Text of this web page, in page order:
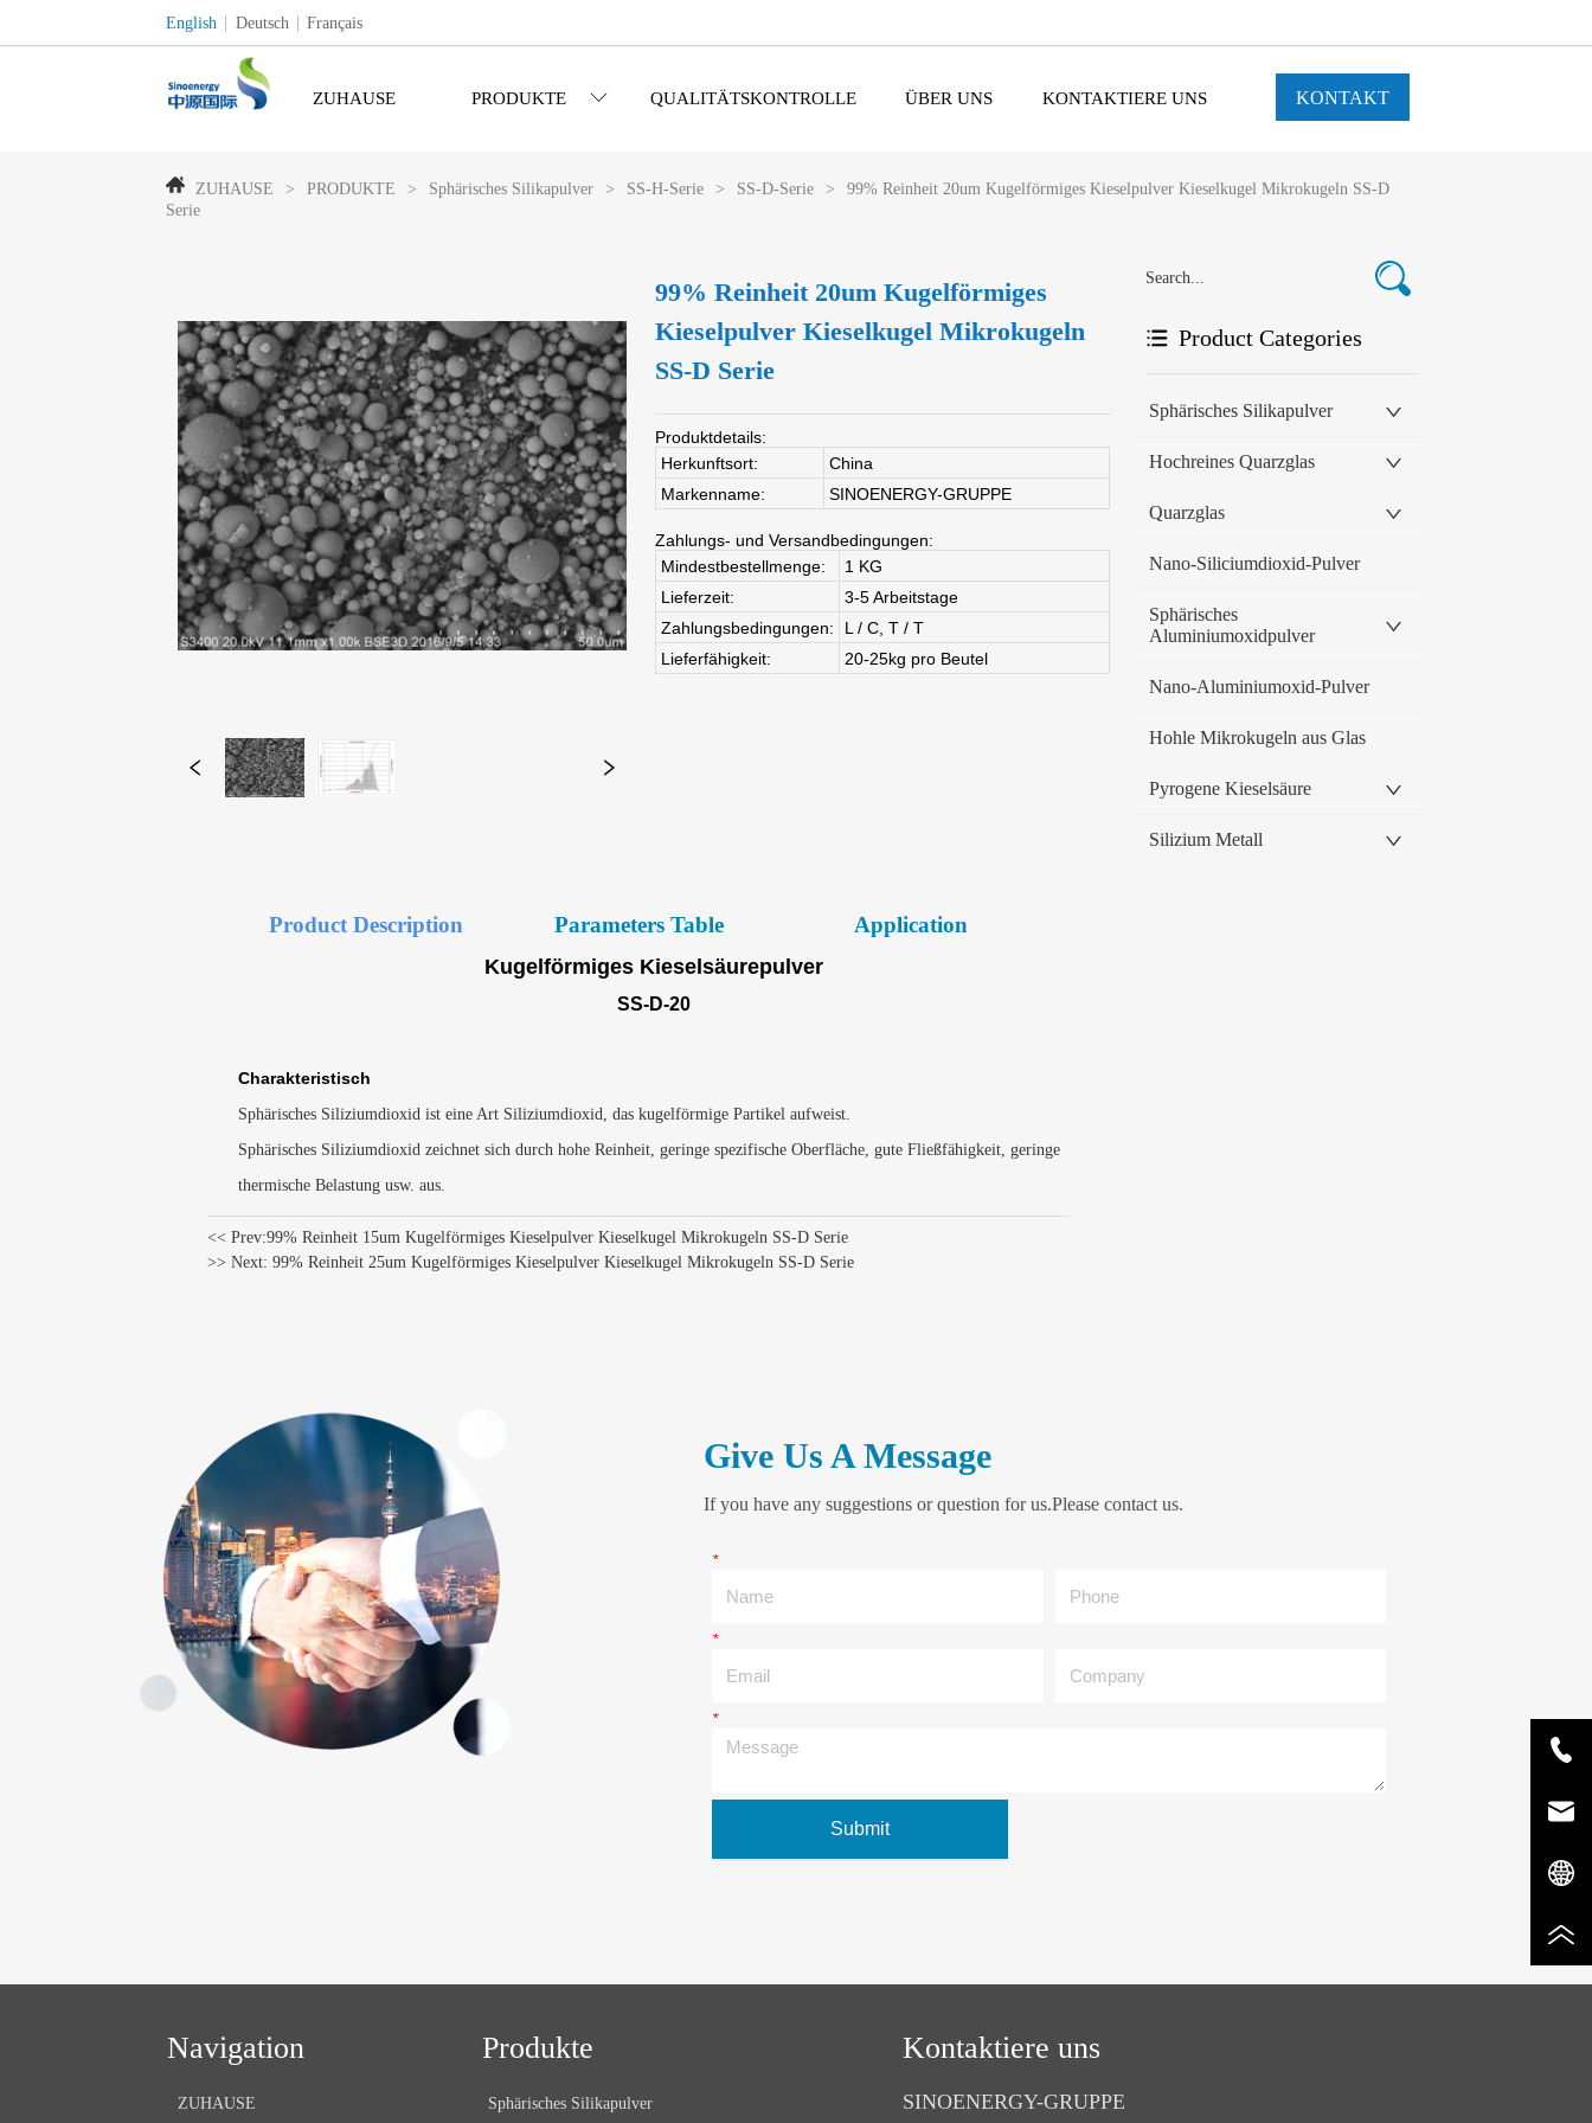
English Deutsch Français
ZUHAUSE PRODUKTE QUALITÄTSKONTROLLE ÜBER UNS KONTAKTIERE UNS KONTAKT
ZUHAUSE > PRODUKTE > Sphärisches Silikapulver > SS-H-Serie > SS-D-Serie >
99% Reinheit 20um Kugelförmiges Kieselpulver Kieselkugel Mikrokugeln SS-D
Serie
99% Reinheit 20um Kugelförmiges
Kieselpulver Kieselkugel Mikrokugeln
SS-D Serie
Product Description Parameters Table Application
Kugelförmiges Kieselsäurepulver
SS-D-20
Charakteristisch
Sphärisches Siliziumdioxid ist eine Art Siliziumdioxid, das kugelförmige Partikel aufweist.
Sphärisches Siliziumdioxid zeichnet sich durch hohe Reinheit, geringe spezifische Oberfläche, gute Fließfähigkeit, geringe
thermische Belastung usw. aus.
<< Prev:99% Reinheit 15um Kugelförmiges Kieselpulver Kieselkugel Mikrokugeln SS-D Serie
>> Next:99% Reinheit 25um Kugelförmiges Kieselpulver Kieselkugel Mikrokugeln SS-D Serie
Product Categories
Sphärisches Silikapulver
Hochreines Quarzglas
Quarzglas
Nano-Siliciumdioxid-Pulver
Sphärisches
Aluminiumoxidpulver
Nano-Aluminiumoxid-Pulver
Hohle Mikrokugeln aus Glas
Pyrogene Kieselsäure
Silizium Metall
Give Us A Message
If you have any suggestions or question for us.Please contact us.
*Name
*Email
*Message
Submit
Navigation
ZUHAUSE
Produkte
Sphärisches Silikapulver
Kontaktiere uns
SINOENERGY-GRUPPE